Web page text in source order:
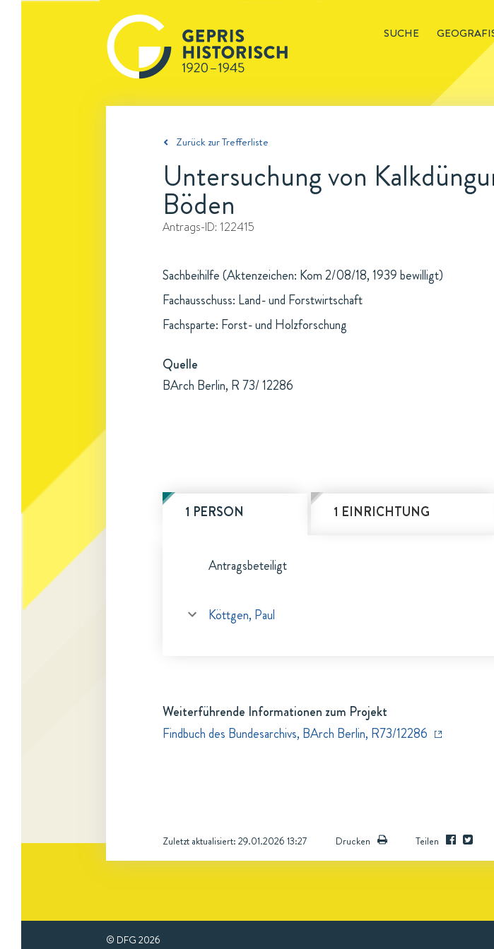
SUCHE
Zurück zur Trefferliste
Untersuchung von
Böden
Antrags-ID: 122415
Sachbeihilfe (Aktenzeichen: Kom 2/08/18, 1939 bewilligt)
Fachausschuss: Land- und Forstwirtschaft
Fachsparte: Forst- und Holzforschung
Quelle
BArch Berlin, R 73/ 12286
1 PERSON 1 EINRICHTUNG
Antragsbeteiligt
Köttgen, Paul
Weiterführende Informationen zum Projekt
Findbuch des Bundesarchivs, BArch Berlin, R73/12286
Zuletzt aktualisiert: 29.01.2026 13:27 Drucken Teilen
© DFG 2026